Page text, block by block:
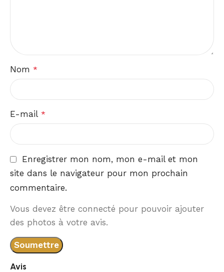
Avis
Nom *
E-mail *
Enregistrer mon nom, mon e-mail et mon
site dans le navigateur pour mon prochain
commentaire.
Vous devez être connecté pour pouvoir ajouter
des photos à votre avis.